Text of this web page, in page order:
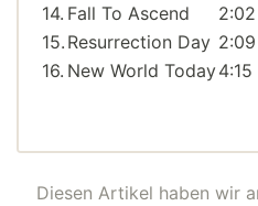
14. Fall To Ascend
2:02
15. Resurrection Day 2:09
16. New World Today4:15
Diesen Artikel haben wir